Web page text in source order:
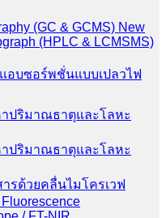
(GC & GCMS) New
(HPLC & LCMSMS)
อบซอร์พชั่นแบบเปลวไฟ
าปริมาณธาตุและโลหะ
าปริมาณธาตุและโลหะ
ารด้วยคลื่นไมโครเวฟ